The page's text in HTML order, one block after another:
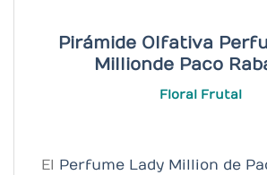
Pirámide Olfativa
Million de Paco
Floral Frutal
El Perfume Lady Million de